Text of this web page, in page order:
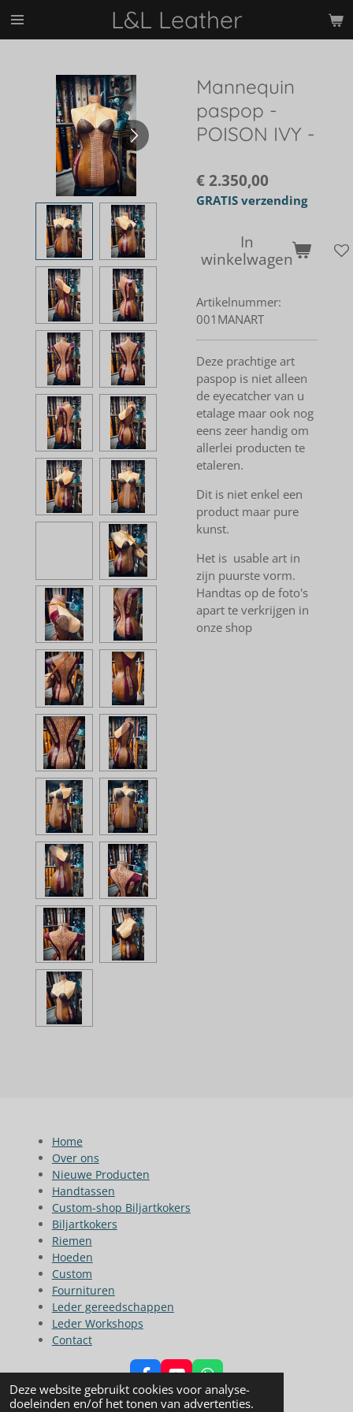
Deze website gebruikt cookies voor analyse-
doeleinden en/of het tonen van advertenties.
Ga
hoofdinhoud
L&L Leather
Mannequin
paspop -
POISON IVY -
€ 2.350,00
GRATIS verzending
In
winkelwagen
Artikelnummer:
001MANART
Deze prachtige art
paspop is niet alleen
de eyecatcher van u
etalage maar ook nog
eens zeer handig om
allerlei producten te
etaleren.
Dit is niet enkel een
product maar pure
kunst.
Het is usable art in
zijn puurste vorm.
Handtas op de foto's
apart te verkrijgen in
onze shop
Home
Over ons
Nieuwe Producten
Handtassen
Custom-shop Biljartkokers
Biljartkokers
Riemen
Hoeden
Custom
Fournituren
Leder gereedschappen
Leder Workshops
Contact
a
o
h
© 2023 - 2026 L&L Leather